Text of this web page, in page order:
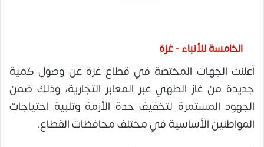
الخامسة للأنباء - غزة
أعلنت الجهات المختصة في قطاع غزة عن وصول كمية
جديدة من غاز الطهي عبر المعابر التجارية، وذلك ضمن
الجهود المستمرة لتخفيف حدة الأزمة وتلبية احتياجات
المواطنين الأساسية في مختلف محافظات القطاع.